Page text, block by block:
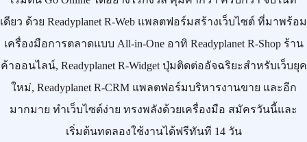
เดียว ด้วย Readyplanet R-Web แพลตฟอร์มสร้างเว็บไซต์ ที่มาพร้อม
เครื่องมือการตลาดแบบ All-in-Oneอาทิ Readyplanet R-Shopร้าน
ค้าออนไลน์, Readyplanet R-Widgetปุ่มติดต่ออัจฉริยะสำหรับเว็บยุค
ใหม่, Readyplanet R-CRMแพลตฟอร์มบริหารงานขาย และอีก
มากมาย ทำเว็บไซต์ง่าย ทรงพลังด้วยเครื่องมือ สมัครวันนี้และ
เริ่มต้นทดลองใช้งานได้ฟรีทันที 14 วัน